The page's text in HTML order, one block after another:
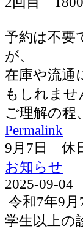
予約は不要
が、
在庫や流通
もしれませ
ご理解の程
Permalink
9月7日 休
お知らせ
2025-09-04
令和7年9
学生以上の